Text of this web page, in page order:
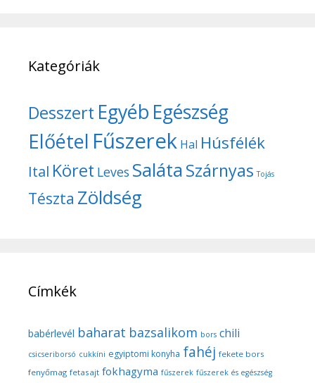
Kategóriák
Desszert Egyéb Egészség
Előétel Fűszerek Hal Húsfélék
Ital Köret Leves SalátaSzárnyas Tojás
Tészta Zöldség
Címkék
babérlevél baharat bazsalikom bors chili
csicseriborsó cukkíni egyiptomi konyha fahéj fekete bors
fenyőmag fetasajt fokhagyma fűszerek fűszerek és egészség